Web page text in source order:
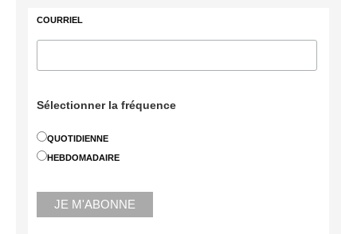
COURRIEL
Sélectionner la fréquence
QUOTIDIENNE
HEBDOMADAIRE